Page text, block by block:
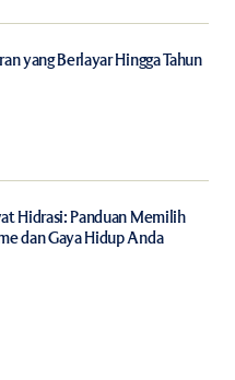
yang Berlayar Hingga Tahun
Hidrasi: Panduan Memilih
dan Gaya Hidup Anda